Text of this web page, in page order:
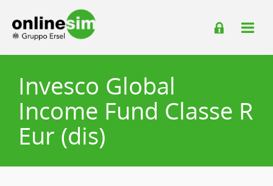
Invesco Global
Income Fund Classe R
Eur (dis)